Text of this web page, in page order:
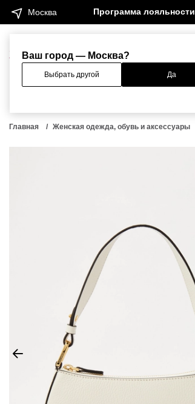
Ваш город — Москва?
Выбрать другой Да
Москва Программа лояльности
Женщинам Мужчинам
Главная Женская одежда, обувь и аксессуары